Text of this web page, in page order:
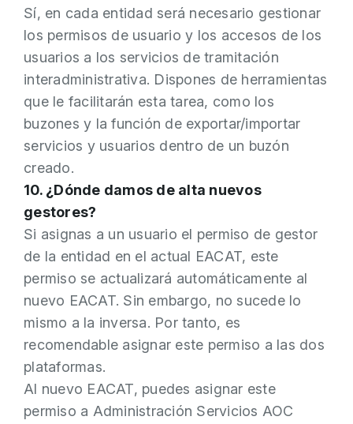
Sí, en cada entidad será necesario gestionar
los permisos de usuario y los accesos de los
usuarios a los servicios de tramitación
interadministrativa. Dispones de herramientas
que le facilitarán esta tarea, como los
buzones y la función de exportar/importar
servicios y usuarios dentro de un buzón
creado.
10. ¿Dónde damos de alta nuevos
gestores?
Si asignas a un usuario el permiso de gestor
de la entidad en el actual EACAT, este
permiso se actualizará automáticamente al
nuevo EACAT. Sin embargo, no sucede lo
mismo a la inversa. Por tanto, es
recomendable asignar este permiso a las dos
plataformas.
Al nuevo EACAT, puedes asignar este
permiso a Administración Servicios AOC